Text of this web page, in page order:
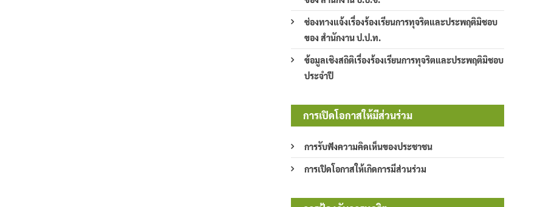
ช่องทางแจ้งเรื่องร้องเรียนการทุจริตและประพฤติมิชอบ
ของ สำนักงาน ป.ป.ท.
ข้อมูลเชิงสถิติเรื่องร้องเรียนการทุจริตและประพฤติมิชอบ
ประจำปี
การเปิดโอกาสให้มีส่วนร่วม
การรับฟังความคิดเห็นของประชาชน
การเปิดโอกาสให้เกิดการมีส่วนร่วม